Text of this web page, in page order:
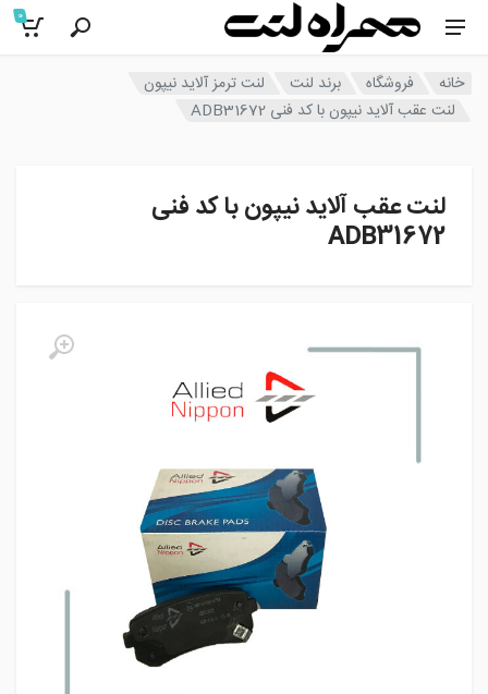
0
خانه فروشگاه برند لنت
لنت ترمز آلاید نیپون
لنت عقب آلاید نیپون با کد فنی ADB31672
لنت عقب آلاید نیپون با کد فنی
ADB31672